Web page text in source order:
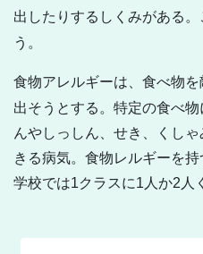
出したりするしくみがある。
う。
食物アレルギーは、食べ物を
出そうとする。特定の食べ
んやしっしん、せき、くし
きる病気。食物レルギーを
学校では1クラスに1人か2人